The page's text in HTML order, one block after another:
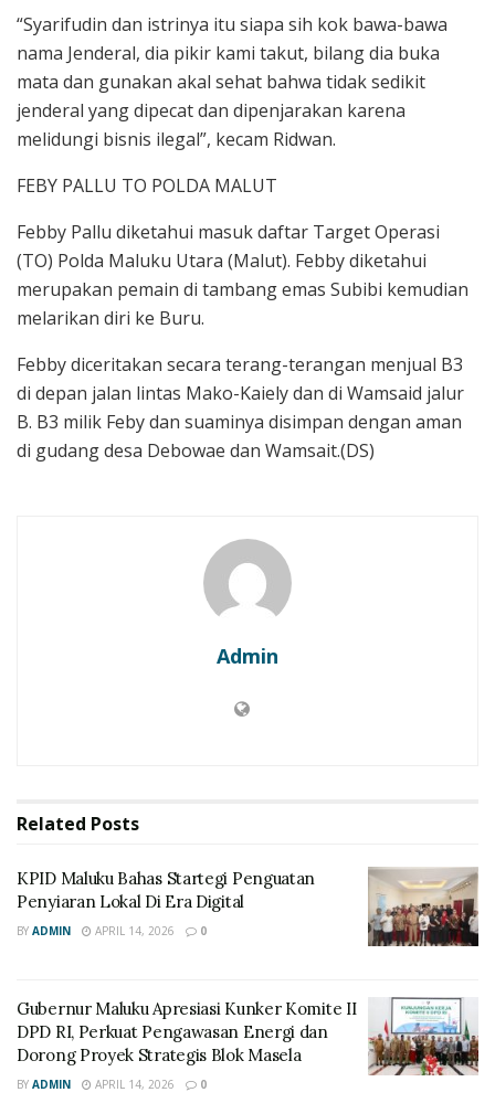
“Syarifudin dan istrinya itu siapa sih kok bawa-bawa
nama Jenderal, dia pikir kami takut, bilang dia buka
mata dan gunakan akal sehat bahwa tidak sedikit
jenderal yang dipecat dan dipenjarakan karena
melidungi bisnis ilegal”, kecam Ridwan.
FEBY PALLU TO POLDA MALUT
Febby Pallu diketahui masuk daftar Target Operasi
(TO) Polda Maluku Utara (Malut). Febby diketahui
merupakan pemain di tambang emas Subibi kemudian
melarikan diri ke Buru.
Febby diceritakan secara terang-terangan menjual B3
di depan jalan lintas Mako-Kaiely dan di Wamsaid jalur
B. B3 milik Feby dan suaminya disimpan dengan aman
di gudang desa Debowae dan Wamsait.(DS)
Admin
Related Posts
KPID Maluku Bahas Startegi Penguatan
Penyiaran Lokal Di Era Digital
BY ADMIN APRIL 14, 2026 0
Gubernur Maluku Apresiasi Kunker Komite II
DPD RI, Perkuat Pengawasan Energi dan
Dorong Proyek Strategis Blok Masela
BY ADMIN APRIL 14, 2026 0